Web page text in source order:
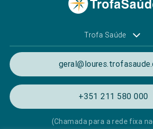
Trofa Saúde
+351 211 580 000
(Chamada para a rede fixa